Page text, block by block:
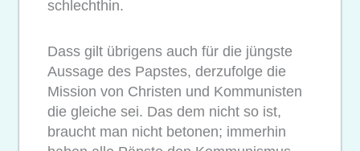
schlechthin.
Dass gilt übrigens auch für die jüngste
Aussage des Papstes, derzufolge die
Mission von Christen und Kommunisten
die gleiche sei. Das dem nicht so ist,
braucht man nicht betonen; immerhin